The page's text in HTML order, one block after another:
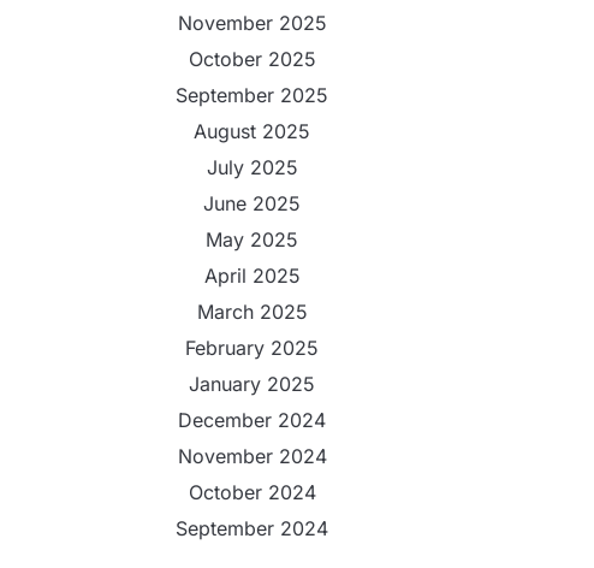
November 2025
October 2025
September 2025
August 2025
July 2025
June 2025
May 2025
April 2025
March 2025
February 2025
January 2025
December 2024
November 2024
October 2024
September 2024